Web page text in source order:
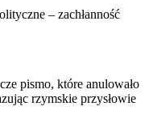
– zachłanność
pismo, które anulowało
rzymskie przysłowie